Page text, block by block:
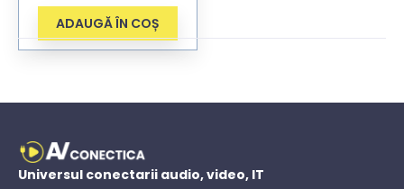
ADAUGĂ ÎN COȘ
Universul conectarii audio, video, IT